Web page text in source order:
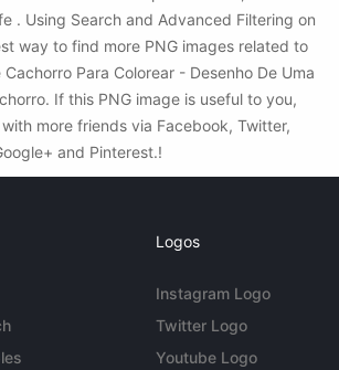
. Using Search and Advanced Filtering on
way to find more PNG images related to
Cachorro Para Colorear - Desenho De Uma
If this PNG image is useful to you,
more friends via Facebook, Twitter,
and Pinterest.!
Logos
Instagram Logo
Twitter Logo
Youtube Logo